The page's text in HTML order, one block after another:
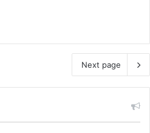
Next page